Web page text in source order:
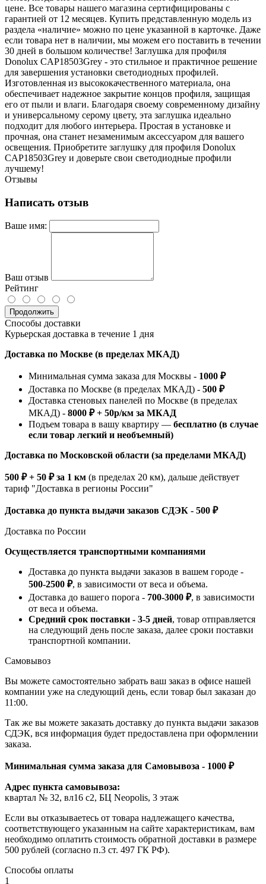
цене. Все товары нашего магазина сертифицированы с
гарантией от 12 месяцев. Купить представленную модель из
раздела «наличие» можно по цене указанной в карточке. Даже
если товара нет в наличии, мы можем его поставить в течении
30 дней в большом количестве! Заглушка для профиля
Donolux CAP18503Grey - это стильное и практичное решение
для завершения установки светодиодных профилей.
Изготовленная из высококачественного материала, она
обеспечивает надежное закрытие концов профиля, защищая
его от пыли и влаги. Благодаря своему современному дизайну
и универсальному серому цвету, эта заглушка идеально
подходит для любого интерьера. Простая в установке и
прочная, она станет незаменимым аксессуаром для вашего
освещения. Приобретите заглушку для профиля Donolux
CAP18503Grey и доверьте свои светодиодные профили
лучшему!
Отзывы
Написать отзыв
Ваше имя:
Ваш отзыв
Рейтинг
Продолжить
Способы доставки
Курьерская доставка в течение 1 дня
Доставка по Москве (в пределах МКАД)
Минимальная сумма заказа для Москвы - 1000 ₽
Доставка по Москве (в пределах МКАД) - 500 ₽
Доставка стеновых панелей по Москве (в пределах
МКАД) - 8000 ₽ + 50р/км за МКАД
Подъем товара в вашу квартиру — бесплатно (в случае
если товар легкий и необъемный)
Доставка по Московской области (за пределами МКАД)
500 ₽ + 50 ₽ за 1 км (в пределах 20 км), дальше действует
тариф "Доставка в регионы России"
Доставка до пункта выдачи заказов СДЭК - 500 ₽
Доставка по России
Осуществляется транспортными компаниями
Доставка до пункта выдачи заказов в вашем городе -
500-2500 ₽, в зависимости от веса и объема.
Доставка до вашего порога - 700-3000 ₽, в зависимости
от веса и объема.
Средний срок поставки - 3-5 дней, товар отправляется
на следующий день после заказа, далее сроки поставки
транспортной компании.
Самовывоз
Вы можете самостоятельно забрать ваш заказ в офисе нашей
компании уже на следующий день, если товар был заказан до
11:00.
Так же вы можете заказать доставку до пункта выдачи заказов
СДЭК, вся информация будет предоставлена при оформлении
заказа.
Минимальная сумма заказа для Самовывоза - 1000 ₽
Адрес пункта самовывоза:
квартал № 32, вл16 с2, БЦ Neopolis, 3 этаж
Если вы отказываетесь от товара надлежащего качества,
соответствующего указанным на сайте характеристикам, вам
необходимо оплатить стоимость обратной доставки в размере
500 рублей (согласно п.3 ст. 497 ГК РФ).
Способы оплаты
1